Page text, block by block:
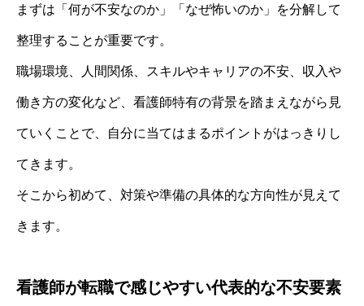
まずは「何が不安なのか」「なぜ怖いのか」を分解して
整理することが重要です。
職場環境、人間関係、スキルやキャリアの不安、収入や
働き方の変化など、看護師特有の背景を踏まえながら見
ていくことで、自分に当てはまるポイントがはっきりし
てきます。
そこから初めて、対策や準備の具体的な方向性が見えて
きます。
看護師が転職で感じやすい代表的な不安要素